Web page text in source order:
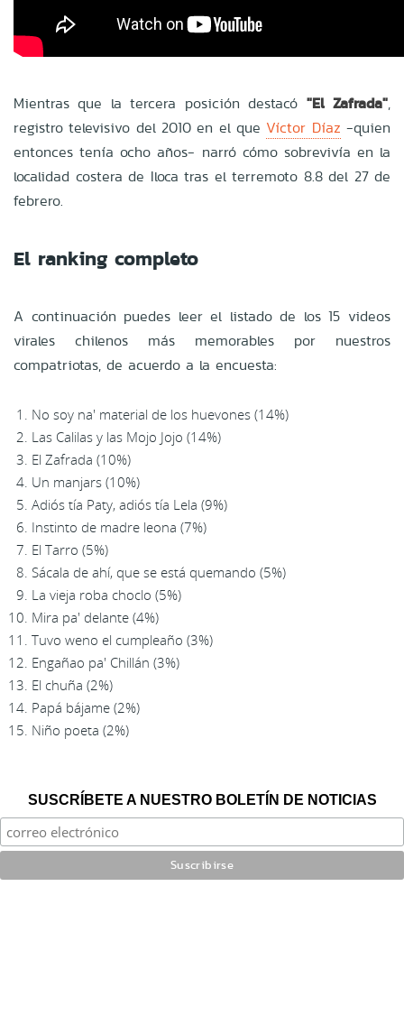
Mientras que la tercera posición destacó "El Zafrada",
registro televisivo del 2010 en el que Víctor Díaz -quien
entonces tenía ocho años- narró cómo sobrevivía en la
localidad costera de Iloca tras el terremoto 8.8 del 27 de
febrero.
El ranking completo
A continuación puedes leer el listado de los 15 videos
virales chilenos más memorables por nuestros
compatriotas, de acuerdo a la encuesta:
No soy na' material de los huevones (14%)
Las Calilas y las Mojo Jojo (14%)
El Zafrada (10%)
Un manjars (10%)
Adiós tía Paty, adiós tía Lela (9%)
Instinto de madre leona (7%)
El Tarro (5%)
Sácala de ahí, que se está quemando (5%)
La vieja roba choclo (5%)
Mira pa' delante (4%)
Tuvo weno el cumpleaño (3%)
Engañao pa' Chillán (3%)
El chuña (2%)
Papá bájame (2%)
Niño poeta (2%)
SUSCRÍBETE A NUESTRO BOLETÍN DE NOTICIAS